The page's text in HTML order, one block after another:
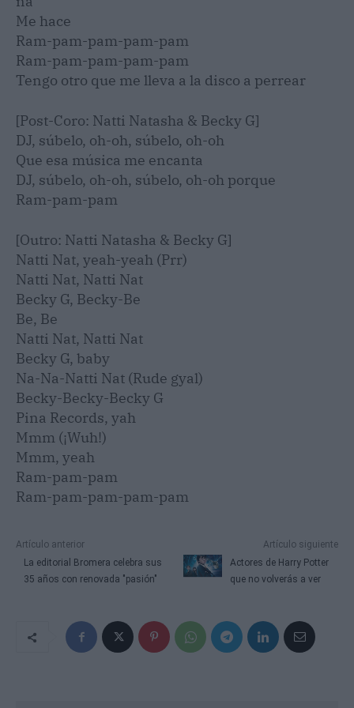
Me hace
Ram-pam-pam-pam-pam
Ram-pam-pam-pam-pam
Tengo otro que me lleva a la disco a perrear
[Post-Coro: Natti Natasha & Becky G]
DJ, súbelo, oh-oh, súbelo, oh-oh
Que esa música me encanta
DJ, súbelo, oh-oh, súbelo, oh-oh porque
Ram-pam-pam
[Outro: Natti Natasha & Becky G]
Natti Nat, yeah-yeah (Prr)
Natti Nat, Natti Nat
Becky G, Becky-Be
Be, Be
Natti Nat, Natti Nat
Becky G, baby
Na-Na-Natti Nat (Rude gyal)
Becky-Becky-Becky G
Pina Records, yah
Mmm (¡Wuh!)
Mmm, yeah
Ram-pam-pam
Ram-pam-pam-pam-pam
Artículo anterior
La editorial Bromera celebra sus
35 años con renovada "pasión"
Artículo siguiente
Actores de Harry Potter
que no volverás a ver